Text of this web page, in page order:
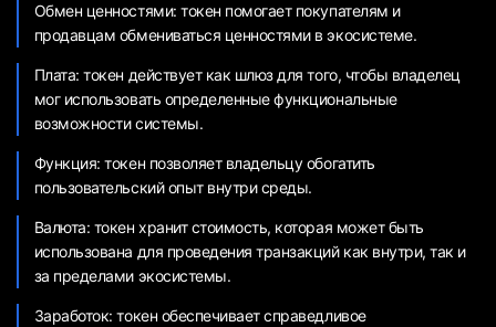
Обмен ценностями: токен помогает покупателям и
продавцам обмениваться ценностями в экосистеме.
Плата: токен действует как шлюз для того, чтобы владелец
мог использовать определенные функциональные
возможности системы.
Функция: токен позволяет владельцу обогатить
пользовательский опыт внутри среды.
Валюта: токен хранит стоимость, которая может быть
использована для проведения транзакций как внутри, так и
за пределами экосистемы.
Заработок: токен обеспечивает справедливое